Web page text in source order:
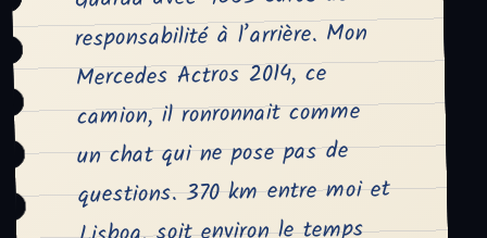
responsabilité à l’arrière. Mon
Mercedes Actros 2014, ce
camion, il ronronnait comme
un chat qui ne pose pas de
questions. 370 km entre moi et